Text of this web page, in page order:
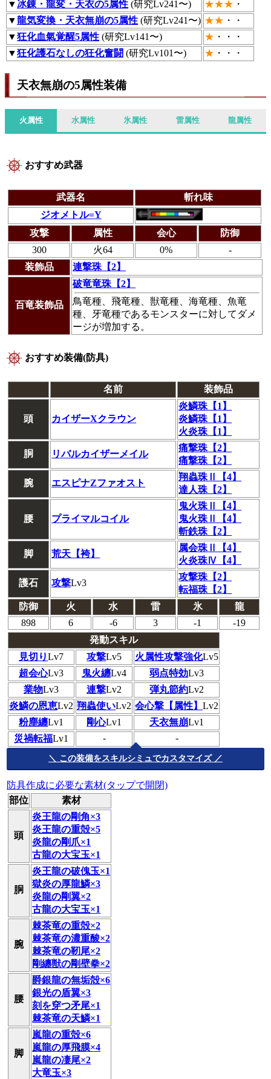
▼ 冰錬・龍変・天衣の5属性 (研究Lv241〜) ★★★ ・
▼龍気変換・天衣無崩の5属性 (研究Lv241〜) ★★ ・・
▼狂化血氣覚醒5属性 (研究Lv141〜) ★ ・・・
▼狂化護石なしの狂化奮闘 (研究Lv101〜) ★ ・・・
天衣無崩の5属性装備
火属性 水属性 氷属性 雷属性 龍属性
おすすめ武器
武器名
斬れ味
ジオメトル=Y
攻撃
属性 会心
防御
300
火64 0%
-
装飾品
連撃珠【2】
百竜装飾品
破竜竜珠【2】
鳥竜種、飛竜種、獣竜種、海竜種、魚竜
種、牙竜種であるモンスターに対してダメ
ージが増加する。
おすすめ装備(防具)
名前 装飾品
頭 カイザーXクラウン
炎鱗珠【1】
炎鱗珠【1】
火炎珠【1】
胴 リバルカイザーメイル
痛撃珠【2】
痛撃珠【2】
腕 エスピナZファオスト
翔蟲珠Ⅱ【4】
達人珠【2】
腰 プライマルコイル
鬼火珠Ⅱ【4】
鬼火珠Ⅱ【4】
斬鉄珠【2】
脚 荒天【袴】
属会珠Ⅱ【4】
火炎珠Ⅳ【4】
護石 攻撃Lv3
攻撃珠【2】
転福珠【2】
防御
火 水 雷 氷
龍
898
6 -6 3 -1
-19
発動スキル
見切りLv7 攻撃Lv5 火属性攻撃強化Lv5
超会心Lv3 鬼火纏Lv4 弱点特効Lv3
業物Lv3 連撃Lv2 弾丸節約Lv2
炎鱗の恩恵Lv2 翔蟲使いLv2 会心撃【属性】Lv2
粉塵纏Lv1 剛心Lv1 天衣無崩Lv1
災禍転福Lv1 - -
＼ この装備をスキルシミュでカスタマイズ ／
防具作成に必要な素材(タップで開閉)
部位
素材
頭
炎王龍の剛角×3
炎王龍の重殻×5
炎龍の剛爪×1
古龍の大宝玉×1
胴
炎王龍の破傀玉×1
獄炎の厚龍鱗×3
炎龍の剛翼×2
古龍の大宝玉×1
腕
棘茶竜の重殻×2
棘茶竜の濃重酸×2
棘茶竜の靭尾×2
剛纏獣の剛壁拳×2
腰
爵銀龍の無垢殻×6
銀光の盾翼×3
刻を穿つ矛尾×1
棘茶竜の天鱗×1
脚
嵐龍の重殻×6
嵐龍の厚飛膜×4
嵐龍の凄尾×2
大竜玉×3